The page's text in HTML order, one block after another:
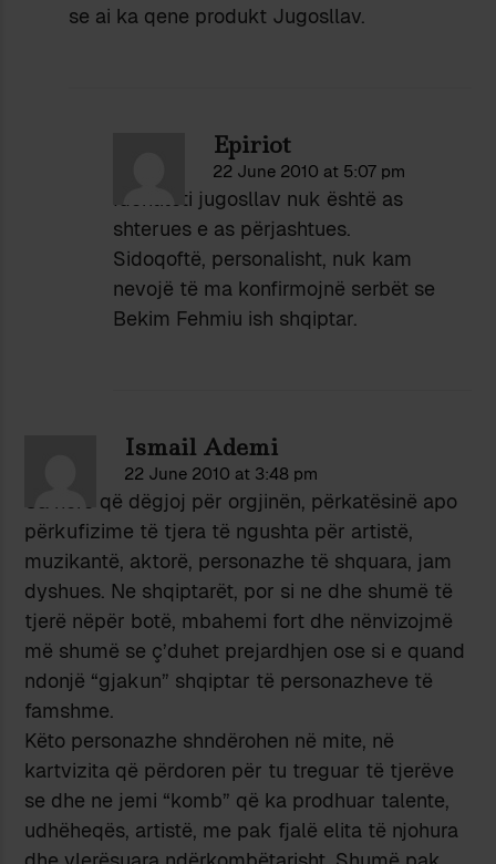
se ai ka qene produkt Jugosllav.
Epiriot
22 June 2010 at 5:07 pm
Identiteti jugosllav nuk është as
shterues e as përjashtues.
Sidoqoftë, personalisht, nuk kam
nevojë të ma konfirmojnë serbët se
Bekim Fehmiu ish shqiptar.
Ismail Ademi
22 June 2010 at 3:48 pm
Sa herë që dëgjoj për orgjinën, përkatësinë apo
përkufizime të tjera të ngushta për artistë,
muzikantë, aktorë, personazhe të shquara, jam
dyshues. Ne shqiptarët, por si ne dhe shumë të
tjerë nëpër botë, mbahemi fort dhe nënvizojmë
më shumë se ç’duhet prejardhjen ose si e quand
ndonjë “gjakun” shqiptar të personazheve të
famshme.
Këto personazhe shndërohen në mite, në
kartvizita që përdoren për tu treguar të tjerëve
se dhe ne jemi “komb” që ka prodhuar talente,
udhëheqës, artistë, me pak fjalë elita të njohura